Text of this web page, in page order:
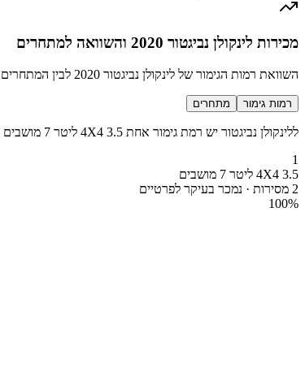
מכירות לינקולן נביגטור 2020 והשוואה למתחרים
השוואת רמות הגימור של לינקולן נביגטור 2020 לבין המתחרים הבולטים בקטגוריה SUV סופר יוקרתי
רמות גימור מתחרים
ללינקולן נביגטור יש רמת גימור אחת 4X4 3.5 ליטר 7 מושבים עם 2 מכירות בשנת 2020
1
4X4 3.5 ליטר 7 מושבים
2 מסירות · נמכר בעיקר לפרטיים
100%